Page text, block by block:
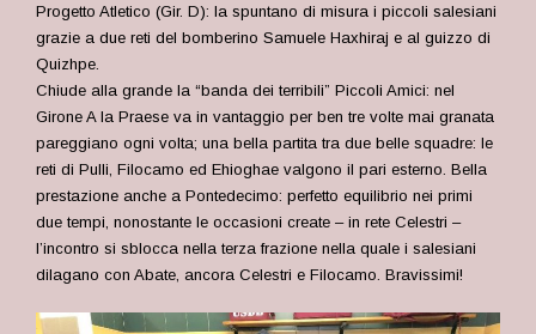
Progetto Atletico (Gir. D): la spuntano di misura i piccoli salesiani
grazie a due reti del bomberino Samuele Haxhiraj e al guizzo di
Quizhpe.
Chiude alla grande la “banda dei terribili” Piccoli Amici: nel
Girone A la Praese va in vantaggio per ben tre volte mai granata
pareggiano ogni volta; una bella partita tra due belle squadre: le
reti di Pulli, Filocamo ed Ehioghae valgono il pari esterno. Bella
prestazione anche a Pontedecimo: perfetto equilibrio nei primi
due tempi, nonostante le occasioni create – in rete Celestri –
l’incontro si sblocca nella terza frazione nella quale i salesiani
dilagano con Abate, ancora Celestri e Filocamo. Bravissimi!